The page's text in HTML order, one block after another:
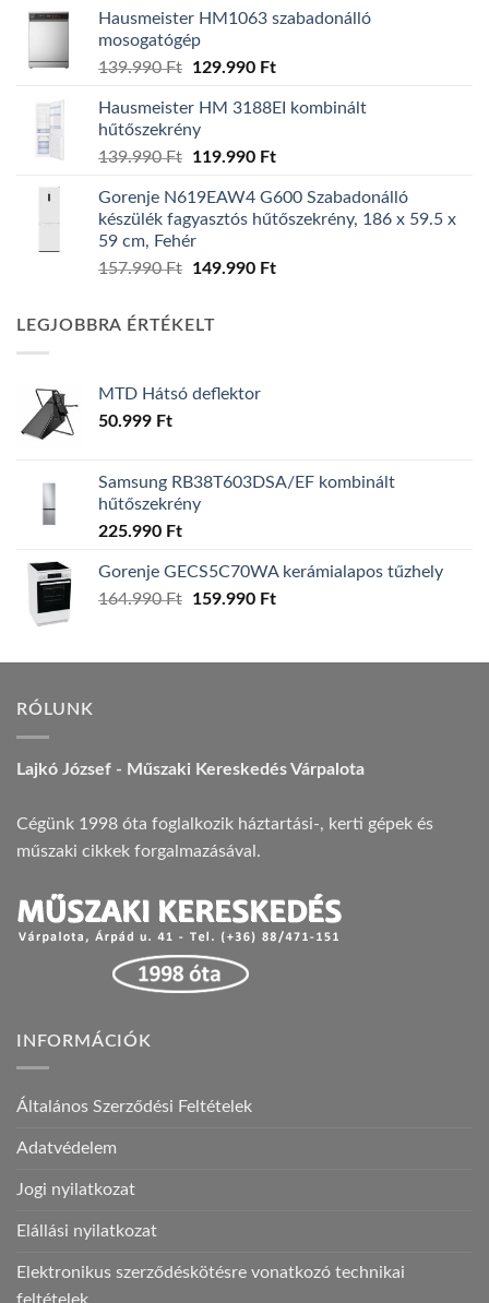
Hausmeister HM1063 szabadonálló
mosogatógép
139.990Ft
Original
was:
139.990 Ft.
129.990 FtCurrent
is:
Hausmeister HM 3188EI kombinált
hűtőszekrény
139.990Ft
Original
was:
139.990 Ft.
119.990 FtCurrent
is:
119.990 Ft.
Gorenje N619EAW4 G600 Szabadonálló
készülék fagyasztós hűtőszekrény, 186 x 59.5 x
59 cm, Fehér
157.990Ft
Original
157.990 Ft.
149.990 FtCurrent
LEGJOBBRA ÉRTÉKELT
MTD Hátsó deflektor
50.999 Ft
Samsung RB38T603DSA/EF kombinált
hűtőszekrény
225.990 Ft
Gorenje GECS5C70WA kerámialapos tűzhely
164.990Ft
Original
164.990 Ft.
159.990 FtCurrent
159.990 Ft.
RÓLUNK
Lajkó József - Műszaki Kereskedés Várpalota
Cégünk 1998 óta foglalkozik háztartási-, kerti gépek és
műszaki cikkek forgalmazásával.
INFORMÁCIÓK
Általános Szerződési Feltételek
Adatvédelem
Jogi nyilatkozat
Elállási nyilatkozat
Elektronikus szerződéskötésre vonatkozó technikai